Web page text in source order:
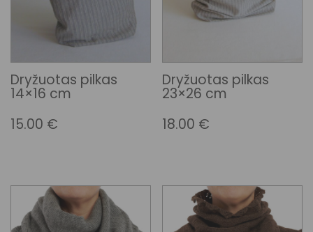
Dryžuotas pilkas
14×16 cm
15.00 €
Dryžuotas pilkas
23×26 cm
18.00 €